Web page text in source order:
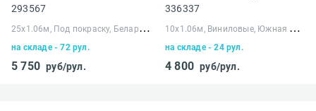
293567
2
5х1.06м, Под покраску, Беларусь
на складе - 72 рул.
5 750 руб/рул.
336337
1
0х1.06м, Виниловые, Южная Корея
на складе - 24 рул.
4 800 руб/рул.